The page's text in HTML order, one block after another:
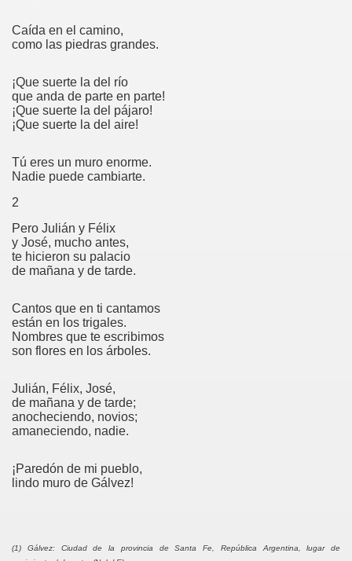
Caída en el camino,
como las piedras grandes.
¡Que suerte la del río
que anda de parte en parte!
¡Que suerte la del pájaro!
¡Que suerte la del aire!
Tú eres un muro enorme.
Nadie puede cambiarte.
2
Pero Julián y Félix
y José, mucho antes,
te hicieron su palacio
de mañana y de tarde.
Cantos que en ti cantamos
están en los trigales.
Nombres que te escribimos
son flores en los árboles.
Julián, Félix, José,
de mañana y de tarde;
anocheciendo, novios;
amaneciendo, nadie.
¡Paredón de mi pueblo,
lindo muro de Gálvez!
(1) Gálvez: Ciudad de la provincia de Santa Fe, República Argentina, lugar de